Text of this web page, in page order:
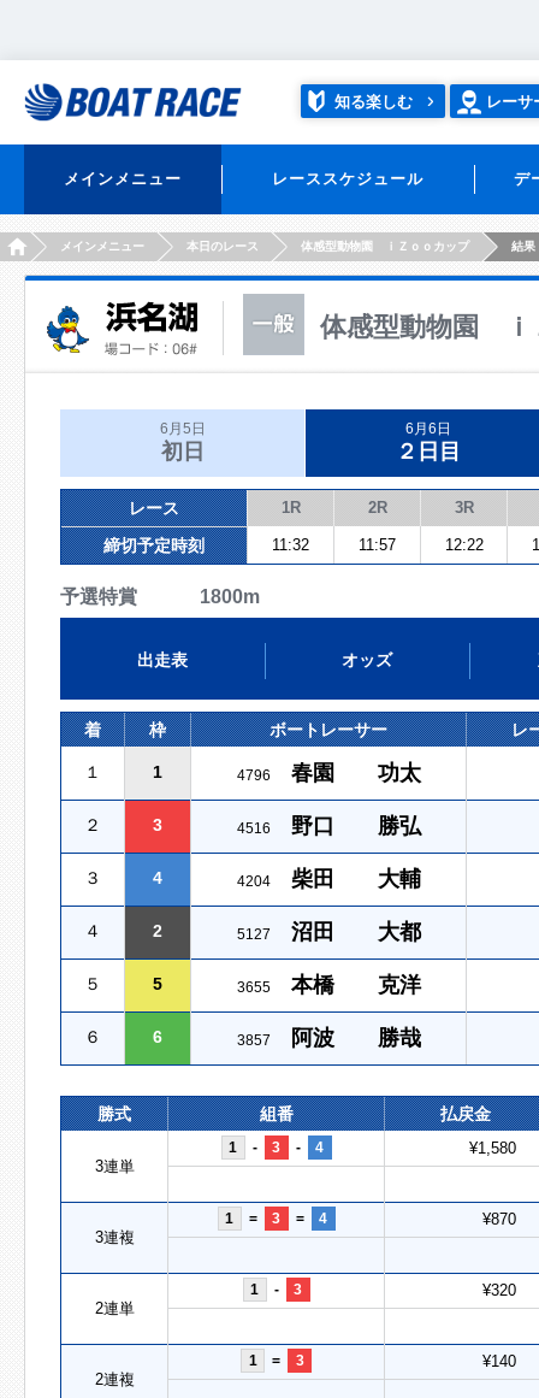
知る楽しむ レーサ
メインメニュー レーススケジュール デ
HOMEメインメニュー 本日のレース 体感型動物園 ｉＺｏｏカップ 結果
体感型動物園 ｉ
6月5日
初日
6月6日
２日目
レース 1R 2R 3R
締切予定時刻 11:32 11:57 12:22
予選特賞 1800m
出走表 オッズ
着 枠 ボートレーサー レ
１ 1 4796 春園 功太
２ 3 4516 野口 勝弘
３ 4 4204 柴田 大輔
４ 2 5127 沼田 大都
５ 5 3655 本橋 克洋
６ 6 3857 阿波 勝哉
勝式 組番 払戻金
3連単
1 - 3 - 4 ¥1,580
3連複
1 = 3 = 4 ¥870
2連単
1 - 3 ¥320
2連複
1 = 3 ¥140